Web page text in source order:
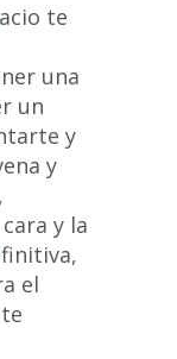
te
una
un
y
y
y la
el